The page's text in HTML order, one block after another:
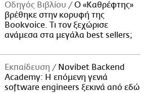
Οδηγός Βιβλίου
Ο «Καθρέφτης»
βρέθηκε στην κορυφή της
Bookvoice. Τι τον ξεχώρισε
ανάμεσα στα μεγάλα best sellers;
Εκπαίδευση
Novibet Backend
Academy: Η επόμενη γενιά
software engineers ξεκινά από εδώ